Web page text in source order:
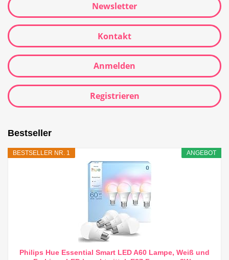
Newsletter
Kontakt
Anmelden
Registrieren
Bestseller
ANGEBOT
BESTSELLER NR. 1
Philips Hue Essential Smart LED A60 Lampe, Weiß und